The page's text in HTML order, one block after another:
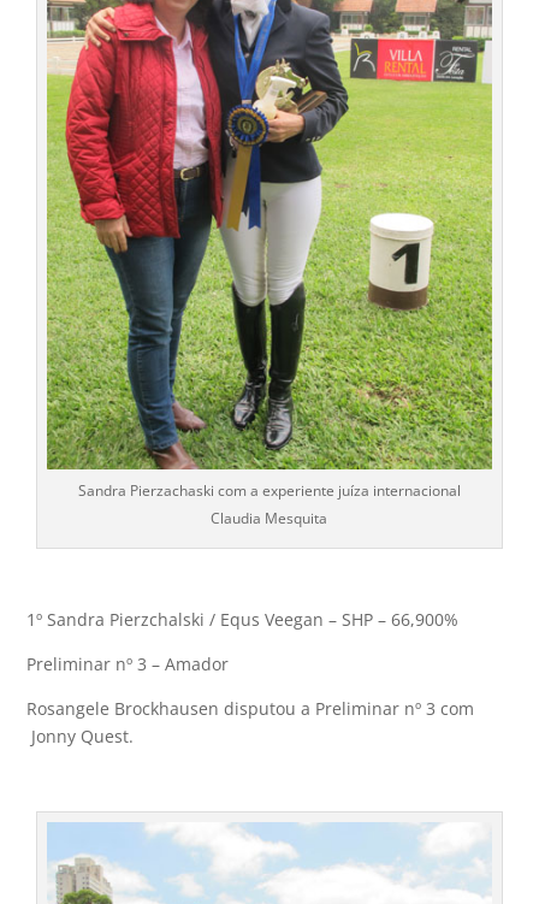
Sandra Pierzachaski com a experiente juíza internacional
Claudia Mesquita
1º Sandra Pierzchalski / Equs Veegan – SHP – 66,900%
Preliminar nº 3 – Amador
Rosangele Brockhausen disputou a Preliminar nº 3 com
Jonny Quest.